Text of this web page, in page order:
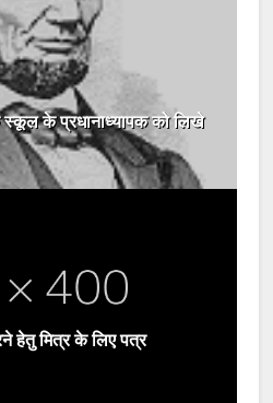
स्कूल के प्रधानाध्यापक को लिखे
हेतु मित्र के लिए पत्र